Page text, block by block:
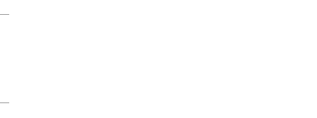
Signage 2019